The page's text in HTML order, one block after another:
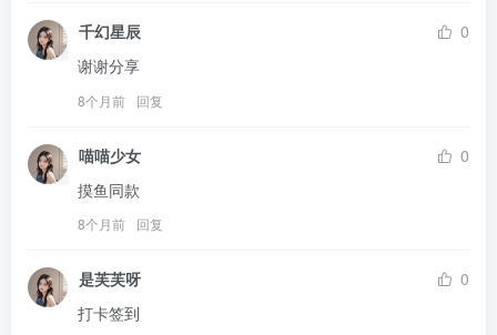
千幻星辰
0
谢谢分享
8个月前 回复
喵喵少女
0
摸鱼同款
8个月前 回复
是芙芙呀
0
打卡签到